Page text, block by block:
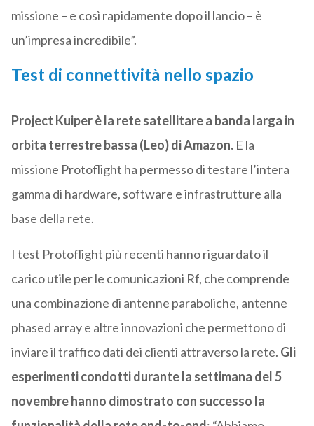
missione – e così rapidamente dopo il lancio – è
un’impresa incredibile”.
Test di connettività nello spazio
Project Kuiper è la rete satellitare a banda larga in
orbita terrestre bassa (Leo) di Amazon.E la
missione Protoflight ha permesso di testare l’intera
gamma di hardware, software e infrastrutture alla
base della rete.
I test Protoflight più recenti hanno riguardato il
carico utile per le comunicazioni Rf, che comprende
una combinazione di antenne paraboliche, antenne
phased array e altre innovazioni che permettono di
inviare il traffico dati dei clienti attraverso la rete. Gli
esperimenti condotti durante la settimana del 5
novembre hanno dimostrato con successo la